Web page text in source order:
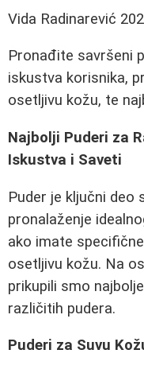
Vida Radinarević
Pronađite savršeni
iskustva korisnika,
osetljivu kožu, te
Najbolji Puderi za
Iskustva i Saveti
Puder je ključni deo
pronalaženje
ako imate
osetljivu kožu. Na
prikupili smo
različitih pudera.
Puderi za Suvu